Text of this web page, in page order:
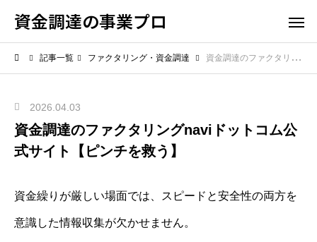
資金調達の事業プロ
記事一覧 ファクタリング・資金調達 資金調達のファクタリングnaviドットコム公式サイト【ピンチを救う】
2026.04.03
資金調達のファクタリングnaviドットコム公
式サイト【ピンチを救う】
資金繰りが厳しい場面では、スピードと安全性の両方を
意識した情報収集が欠かせません。